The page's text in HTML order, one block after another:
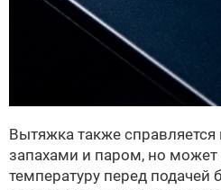
Вытяжка также
запахами и паром, но
температуру перед подачей